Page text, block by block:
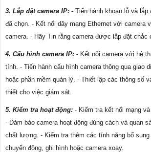
3. Lắp đặt camera IP: - Tiến hành khoan lỗ và
đã chọn. - Kết nối dây mạng Ethernet với camera
camera. - Hãy Tin rằng camera được lắp đặt chắc
4. Cấu hình camera IP: - Kết nối camera với hệ
tính. - Tiến hành cấu hình camera thông qua giao
hoặc phần mềm quản lý. - Thiết lập các thông số
thiết cho việc giám sát.
5. Kiểm tra hoạt động: - Kiểm tra kết nối mạng
- Đảm bảo camera hoạt động đúng cách và quan
chất lượng. - Kiểm tra thêm các tính năng bổ
chuyển động, ghi hình hoặc camera xoay.